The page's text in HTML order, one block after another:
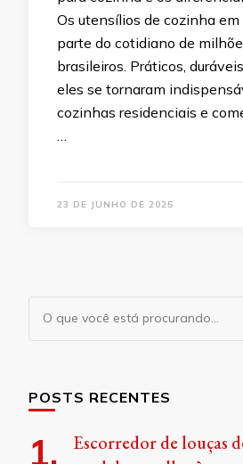
Os utensílios de cozinha
parte do cotidiano de
brasileiros. Práticos,
eles se tornaram
cozinhas residenciais e
…
23 DE JUNHO DE 2025
Procurando
algo?
POSTS RECENTES
Escorredor de louças